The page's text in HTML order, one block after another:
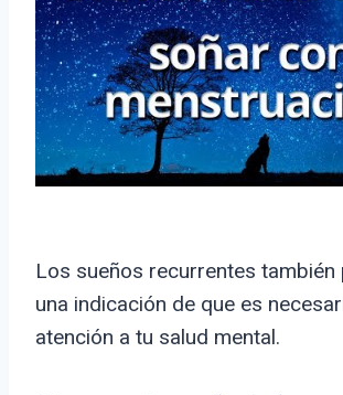
Los sueños recurrentes también
una indicación de que es
atención a tu salud mental.